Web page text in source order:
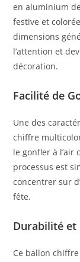
en aluminium
festive et
dimensions
l’attention et
décoration.
Facilité de
Une des
chiffre
le gonfler à l’air
processus est
concentrer sur
fête.
Durabilité et
Ce ballon